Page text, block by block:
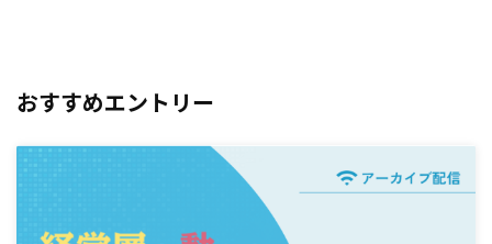
おすすめエントリー